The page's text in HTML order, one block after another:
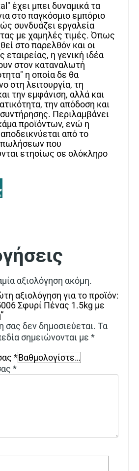
έχει μπει δυναμικά τα
στο παγκόσμιο εμπόριο
συνδυάζει εργαλεία
με χαμηλές τιμές. Όπως
στο παρελθόν και οι
εταιρείας, η γενική ιδέα
στον καταναλωτή
η οποία δε θα
στη λειτουργία, τη
την εμφάνιση, αλλά και
την απόδοση και
Περιλαμβάνει
προϊόντων, ενώ η
από το
πωλήσεων που
ετησίως σε ολόκληρο
αξιολόγηση ακόμη.
αξιολόγηση για το προϊόν:
Σφυρί Πένας 1.5kg με
σας δεν δημοσιεύεται. Τα
σημειώνονται με *
*
*